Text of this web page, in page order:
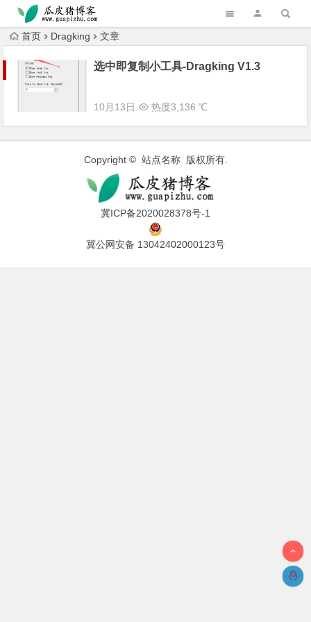
跳转到主内容
首页 Dragking 文章
选中即复制小工具-Dragking V1.3
10月13日 热度3,136 ℃
Copyright © 站点名称 版权所有.
冀ICP备2020028378号-1
冀公网安备 13042402000123号